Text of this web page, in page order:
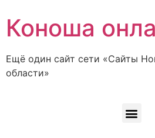
Коноша
Ещё один сайт сети «Сайты
области»